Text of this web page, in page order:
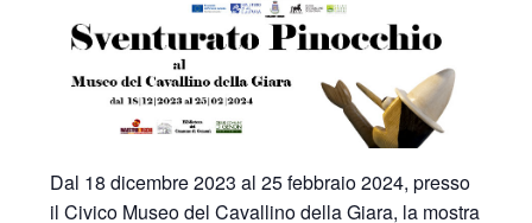
Dal 18 dicembre 2023 al 25 febbraio 2024, presso
il Civico Museo del Cavallino della Giara, la mostra